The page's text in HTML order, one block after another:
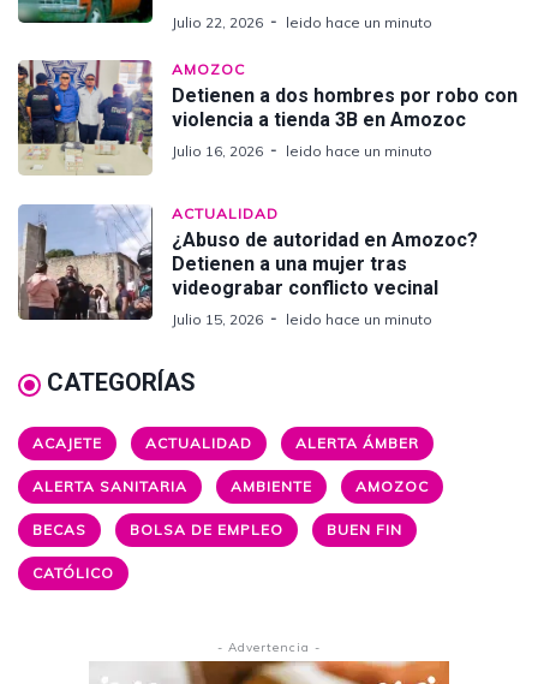
Julio 22, 2026 leido hace un minuto
AMOZOC
Detienen a dos hombres por robo con
violencia a tienda 3B en Amozoc
Julio 16, 2026 leido hace un minuto
ACTUALIDAD
¿Abuso de autoridad en Amozoc?
Detienen a una mujer tras
videograbar conflicto vecinal
Julio 15, 2026 leido hace un minuto
CATEGORÍAS
ACAJETE ACTUALIDAD ALERTA ÁMBER
ALERTA SANITARIA AMBIENTE AMOZOC
BECAS BOLSA DE EMPLEO BUEN FIN
CATÓLICO
- Advertencia -